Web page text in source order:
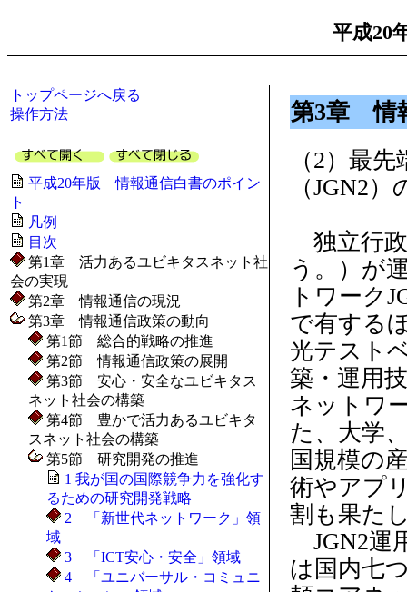
平成20
トップページへ戻る
操作方法
平成20年版 情報通信白書のポイン
ト
凡例
目次
第1章 活力あるユビキタスネット社
会の実現
第2章 情報通信の現況
第3章 情報通信政策の動向
第1節 総合的戦略の推進
第2節 情報通信政策の展開
第3節 安心・安全なユビキタス
ネット社会の構築
第4節 豊かで活力あるユビキタ
スネット社会の構築
第5節 研究開発の推進
1 我が国の国際競争力を強化す
るための研究開発戦略
2 「新世代ネットワーク」領
域
3 「ICT安心・安全」領域
4 「ユニバーサル・コミュニ
第3章 情
（2）最
（JGN2）
独立行政
う。）が
トワーク
で有する
光テスト
築・運用
ネットワ
た、大学
国規模の
術やアプ
割も果た
JGN2運
は国内七